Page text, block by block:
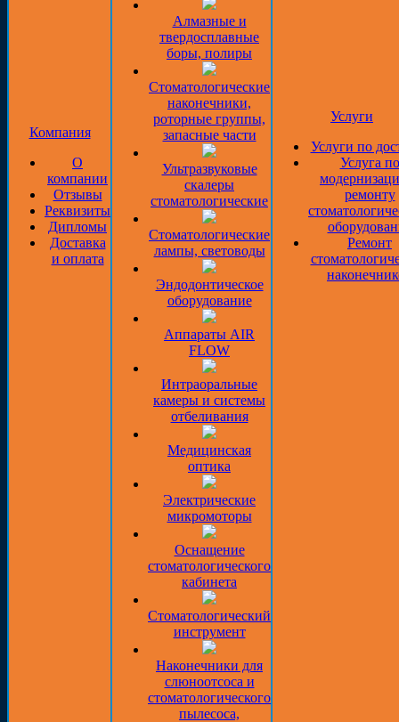
Компания
О
компании
Отзывы
Реквизиты
Дипломы
Доставка
и оплата
Алмазные и
твердосплавные
боры, полиры
Стоматологические
наконечники,
роторные группы,
запасные части
Ультразвуковые
скалеры
стоматологические
Стоматологические
лампы, световоды
Эндодонтическое
оборудование
Аппараты AIR
FLOW
Интраоральные
камеры и системы
отбеливания
Медицинская
оптика
Электрические
микромоторы
Оснащение
стоматологического
кабинета
Стоматологический
инструмент
Наконечники для
слюноотсоса и
стоматологического
пылесоса,
Услуги
Услуги по
Услуга по
ремонту
Ремонт